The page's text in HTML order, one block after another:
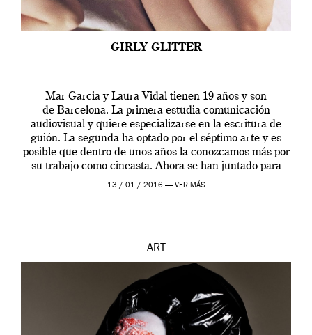
GIRLY GLITTER
Mar Garcia y Laura Vidal tienen 19 años y son
de Barcelona. La primera estudia comunicación
audiovisual y quiere especializarse en la escritura de
guión. La segunda ha optado por el séptimo arte y es
posible que dentro de unos años la conozcamos más por
su trabajo como cineasta. Ahora se han juntado para
contarnos una […]
13 / 01 / 2016 — VER MÁS
ART